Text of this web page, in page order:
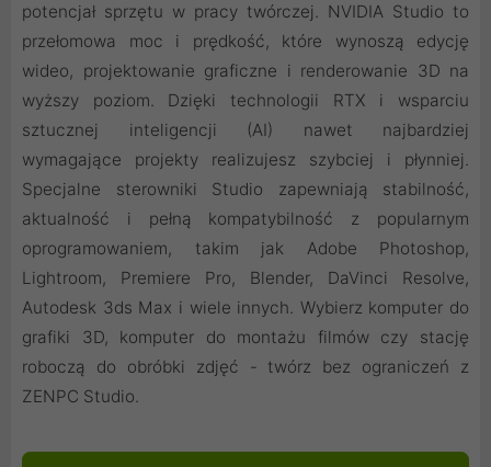
potencjał sprzętu w pracy twórczej. NVIDIA Studio to
przełomowa moc i prędkość, które wynoszą edycję
wideo, projektowanie graficzne i renderowanie 3D na
wyższy poziom. Dzięki technologii RTX i wsparciu
sztucznej inteligencji (AI) nawet najbardziej
wymagające projekty realizujesz szybciej i płynniej.
Specjalne sterowniki Studio zapewniają stabilność,
aktualność i pełną kompatybilność z popularnym
oprogramowaniem, takim jak Adobe Photoshop,
Lightroom, Premiere Pro, Blender, DaVinci Resolve,
Autodesk 3ds Max i wiele innych. Wybierz komputer do
grafiki 3D, komputer do montażu filmów czy stację
roboczą do obróbki zdjęć - twórz bez ograniczeń z
ZENPC Studio.